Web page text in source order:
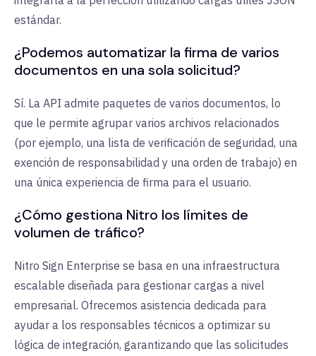
estándar.
¿Podemos automatizar la firma de varios
documentos en una sola solicitud?
Sí. La API admite paquetes de varios documentos, lo
que le permite agrupar varios archivos relacionados
(por ejemplo, una lista de verificación de seguridad, una
exención de responsabilidad y una orden de trabajo) en
una única experiencia de firma para el usuario.
¿Cómo gestiona Nitro los límites de
volumen de tráfico?
Nitro Sign Enterprise se basa en una infraestructura
escalable diseñada para gestionar cargas a nivel
empresarial. Ofrecemos asistencia dedicada para
ayudar a los responsables técnicos a optimizar su
lógica de integración, garantizando que las solicitudes